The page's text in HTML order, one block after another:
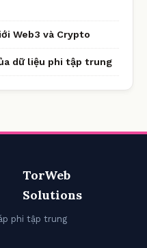
Web3 và Crypto
dữ liệu phi tập trung
TorWeb
Solutions
phi tập trung